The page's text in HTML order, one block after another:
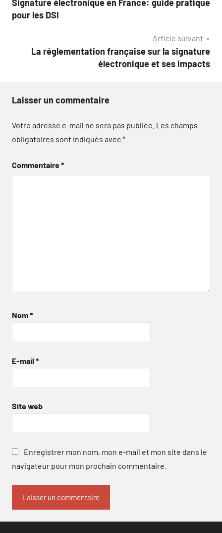
de
Signature électronique en France: guide pratique
pour les DSI
Article suivant
La réglementation française sur la signature
électronique et ses impacts
Laisser un commentaire
Votre adresse e-mail ne sera pas publiée. Les champs
obligatoires sont indiqués avec*
Commentaire*
Nom*
E-mail *
Site web
Enregistrer mon nom, mon e-mail et mon site dans le
navigateur pour mon prochain commentaire.